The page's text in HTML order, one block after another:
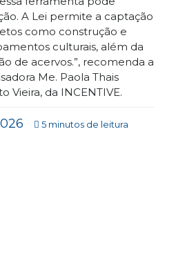
A Lei permite a captação
como construção e
culturais, além da
de acervos.”, recomenda a
Me. Paola Thais
Vieira, da INCENTIVE.
5 minutos de leitura